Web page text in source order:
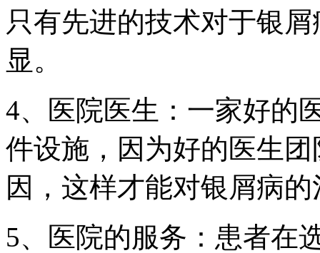
只有先进的技术对于银
显。
4、医院医生：一家好的
件设施，因为好的医生
因，这样才能对银屑病
5、医院的服务：患者在